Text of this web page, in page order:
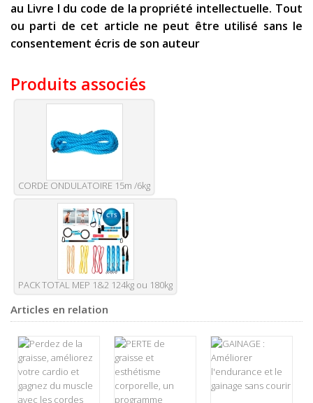
au Livre I du code de la propriété intellectuelle. Tout
ou parti de cet article ne peut être utilisé sans le
consentement écris de son auteur
Produits associés
CORDE ONDULATOIRE 15m /6kg
PACK TOTAL MEP 1&2 124kg ou 180kg
Articles en relation